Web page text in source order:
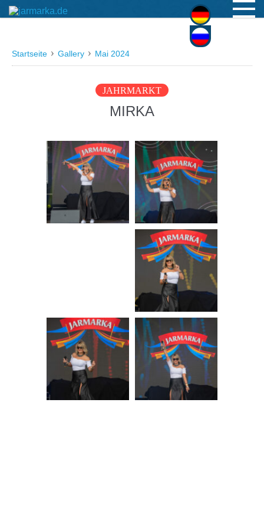
Deutsch
Startseite Gallery Mai 2024
JAHRMARKT
MIRKA